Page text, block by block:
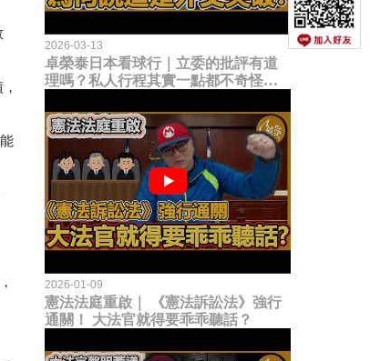
2026-03-13
卓榮泰日本看球行｜立委的批評有道
理嗎？私人行程其實一點都不奇怪？
2026-01-09
憲法法庭重啟｜ 《憲法訴訟法》強行
通關！ 大法官就得要乖乖聽話？